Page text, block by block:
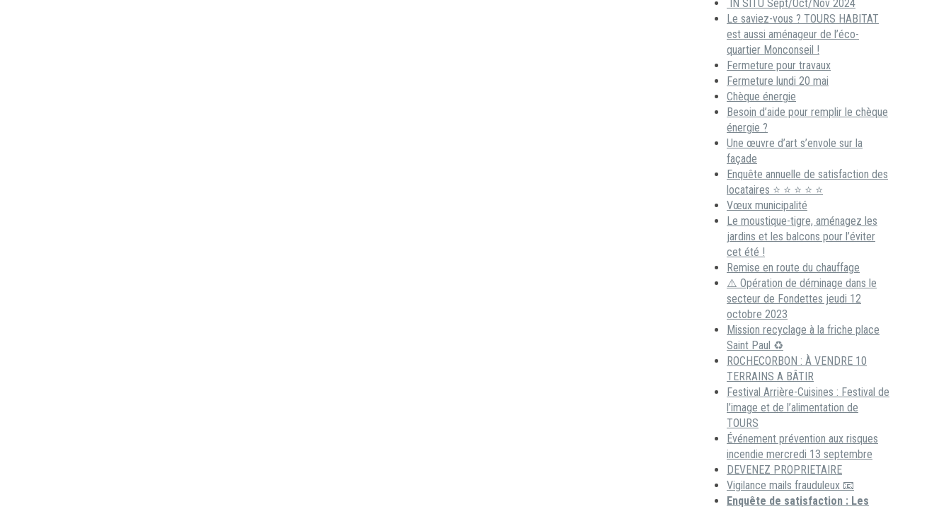
IN SITU Sept/Oct/Nov 2024
Le saviez-vous ? TOURS HABITAT
est aussi aménageur de l’éco-
quartier Monconseil !
Fermeture pour travaux
Fermeture lundi 20 mai
Chèque énergie
Besoin d’aide pour remplir le chèque
énergie ?
Une œuvre d’art s’envole sur la
façade
Enquête annuelle de satisfaction des
locataires ⭐ ⭐ ⭐ ⭐ ⭐
Vœux municipalité
Le moustique-tigre, aménagez les
jardins et les balcons pour l’éviter
cet été !
Remise en route du chauffage
⚠️ Opération de déminage dans le
secteur de Fondettes jeudi 12
octobre 2023
Mission recyclage à la friche place
Saint Paul ♻️
ROCHECORBON : À VENDRE 10
TERRAINS A BÂTIR
Festival Arrière-Cuisines : Festival de
l’image et de l’alimentation de
TOURS
Événement prévention aux risques
incendie mercredi 13 septembre
DEVENEZ PROPRIETAIRE
Vigilance mails frauduleux 📧
Enquête de satisfaction : Les